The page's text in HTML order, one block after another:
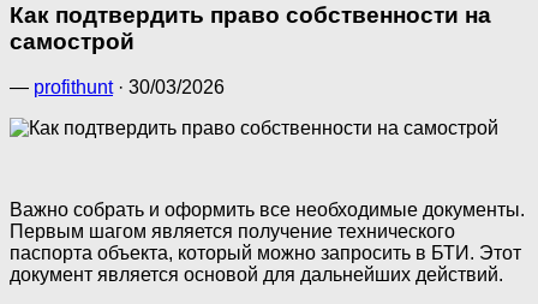
Как подтвердить право собственности на
самострой
— profithunt · 30/03/2026
Важно собрать и оформить все необходимые документы.
Первым шагом является получение технического
паспорта объекта, который можно запросить в БТИ. Этот
документ является основой для дальнейших действий.